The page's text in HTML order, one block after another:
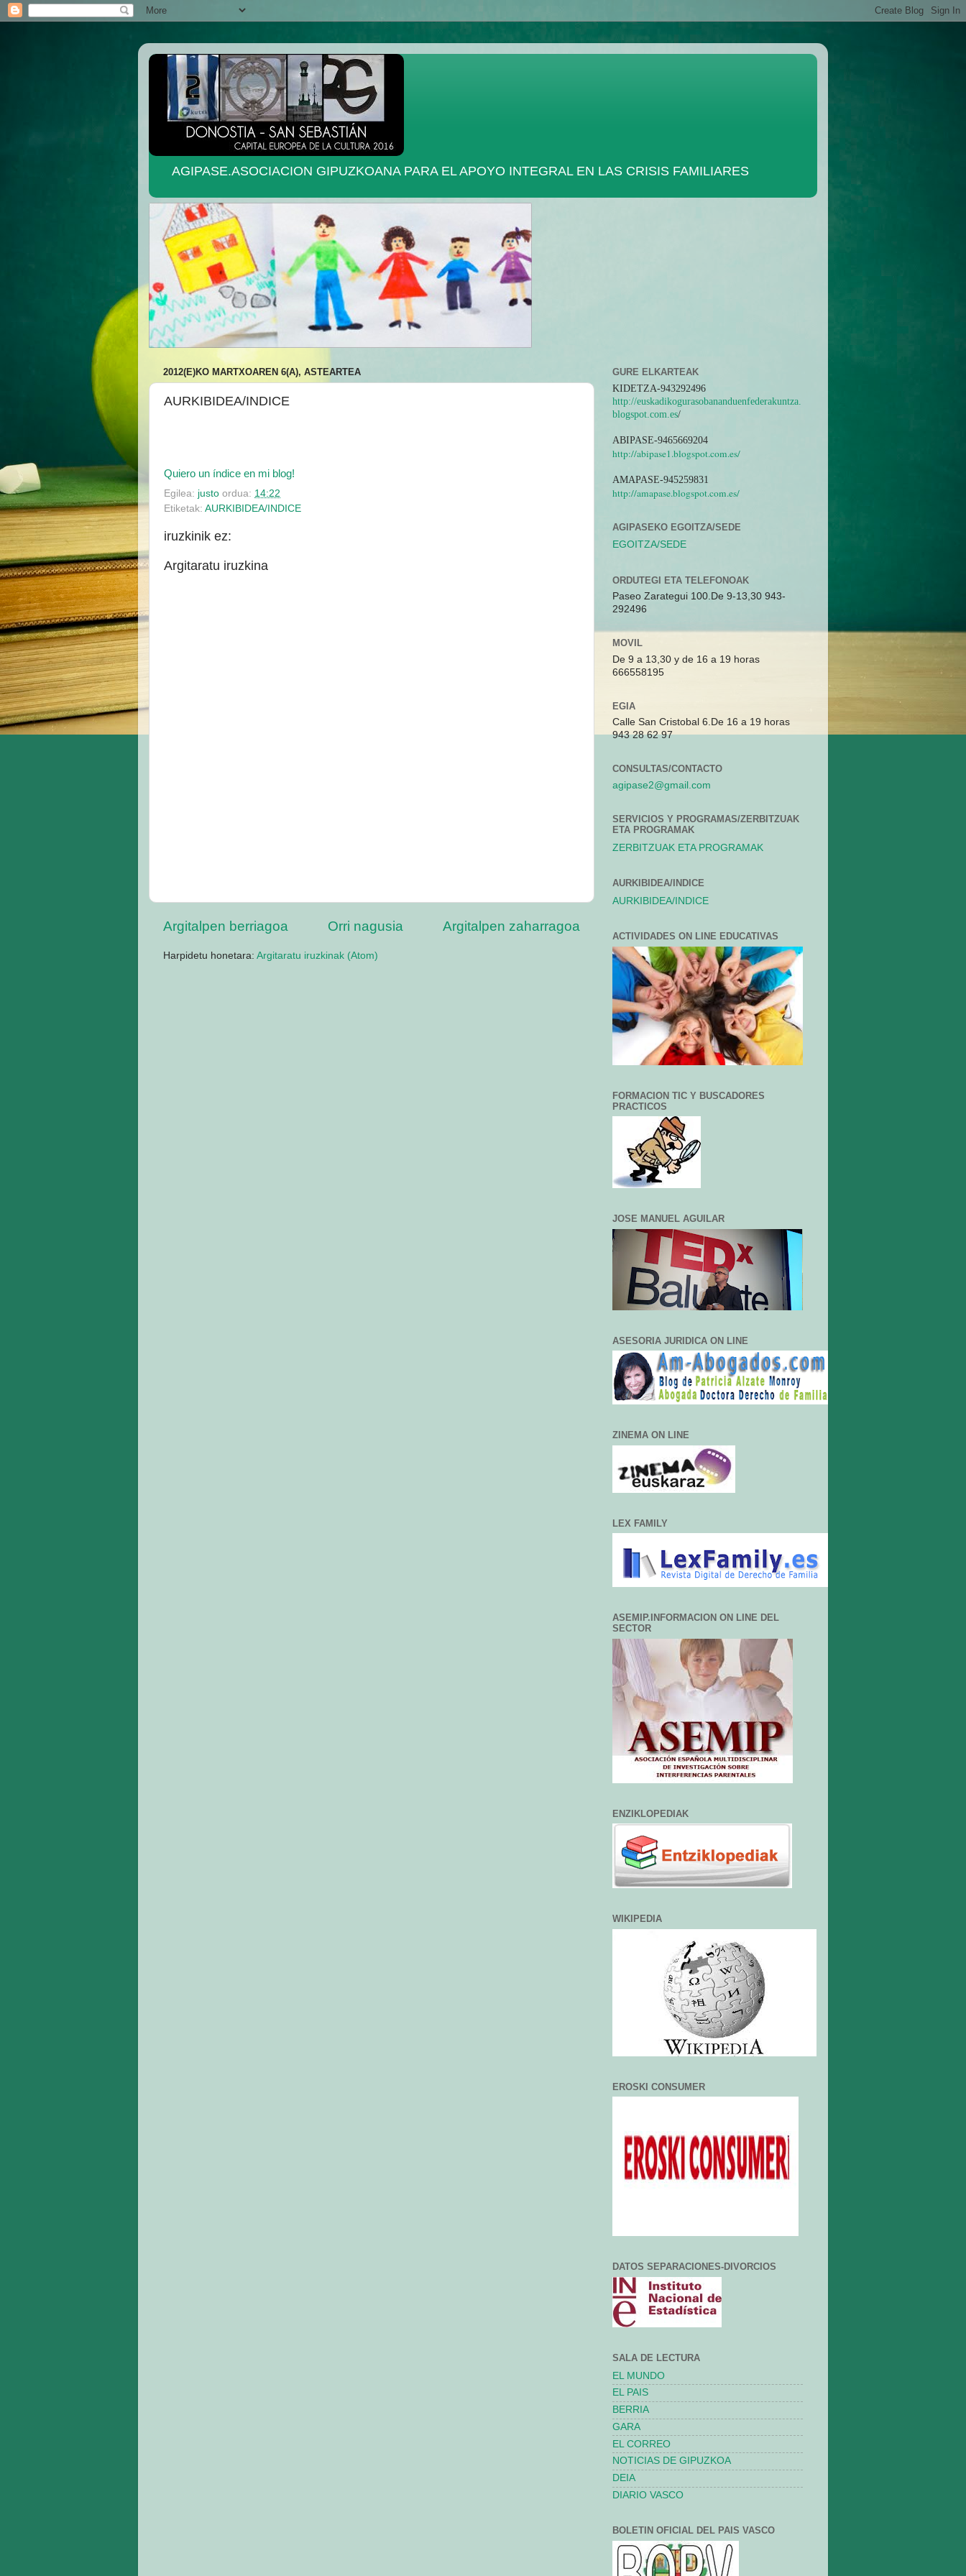
AGIPASE.ASOCIACION GIPUZKOANA PARA EL APOYO INTEGRAL EN LAS CRISIS FAMILIARES
2012(E)KO MARTXOAREN 6(A), ASTEARTEA
AURKIBIDEA/INDICE
Quiero un índice en mi blog!
Egilea: justo ordua: 14:22
Etiketak: AURKIBIDEA/INDICE
iruzkinik ez:
Argitaratu iruzkina
Argitalpen berriagoa Argitalpen zaharragoa
Orri nagusia
Harpidetu honetara: Argitaratu iruzkinak (Atom)
GURE ELKARTEAK
KIDETZA-943292496
http://euskadikogurasobananduenfederakuntza.
blogspot.com.es/
ABIPASE-9465669204
http://abipase1.blogspot.com.es/
AMAPASE-945259831
http://amapase.blogspot.com.es/
AGIPASEKO EGOITZA/SEDE
EGOITZA/SEDE
ORDUTEGI ETA TELEFONOAK
Paseo Zarategui 100.De 9-13,30 943-
292496
MOVIL
De 9 a 13,30 y de 16 a 19 horas
666558195
EGIA
Calle San Cristobal 6.De 16 a 19 horas
943 28 62 97
CONSULTAS/CONTACTO
agipase2@gmail.com
SERVICIOS Y PROGRAMAS/ZERBITZUAK
ETA PROGRAMAK
ZERBITZUAK ETA PROGRAMAK
AURKIBIDEA/INDICE
AURKIBIDEA/INDICE
ACTIVIDADES ON LINE EDUCATIVAS
FORMACION TIC Y BUSCADORES
PRACTICOS
JOSE MANUEL AGUILAR
ASESORIA JURIDICA ON LINE
ZINEMA ON LINE
LEX FAMILY
ASEMIP.INFORMACION ON LINE DEL
SECTOR
ENZIKLOPEDIAK
WIKIPEDIA
EROSKI CONSUMER
DATOS SEPARACIONES-DIVORCIOS
SALA DE LECTURA
EL MUNDO
EL PAIS
BERRIA
GARA
EL CORREO
NOTICIAS DE GIPUZKOA
DEIA
DIARIO VASCO
BOLETIN OFICIAL DEL PAIS VASCO